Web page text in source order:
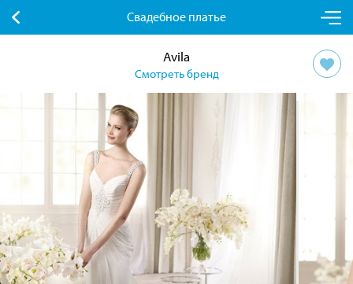
Свадебное платье
Avila
Смотреть бренд